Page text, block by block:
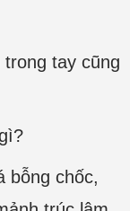
tay cũng
bỗng chốc,